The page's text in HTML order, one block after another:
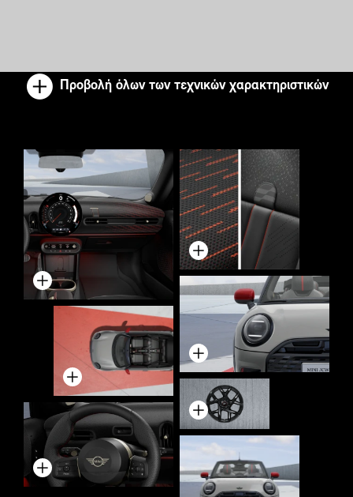
Προβολή όλων των τεχνικών χαρακτηριστικών